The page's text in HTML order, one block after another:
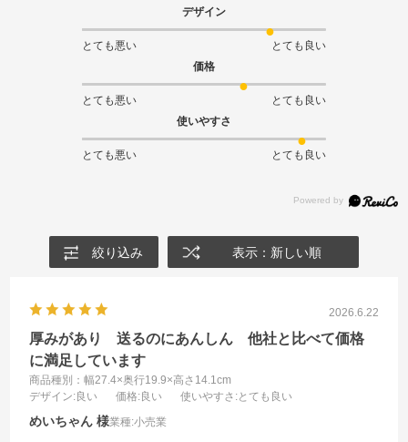
デザイン
とても悪い
とても良い
価格
とても悪い
とても良い
使いやすさ
とても悪い とても良い
絞り込み 表示：新しい順
2026.6.22
厚みがあり 送るのにあんしん 他社と比べて価格
に満足しています
商品種別：幅27.4×奥行19.9×高さ14.1cm
デザイン:良い 価格:良い 使いやすさ :とても良い
めいちゃん 業種:小売業